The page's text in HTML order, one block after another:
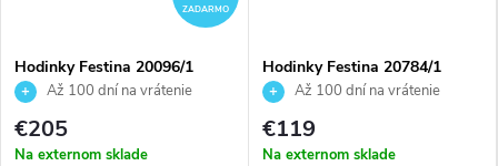
ZADARMO
Hodinky Festina 20096/1
Až 100 dní na vrátenie
tovaru. Autorizovaný predajca.
€205
Na externom sklade
Hodinky Festina 20784/1
Až 100 dní na vrátenie
tovaru. Autorizovaný predajca.
€119
Na externom sklade